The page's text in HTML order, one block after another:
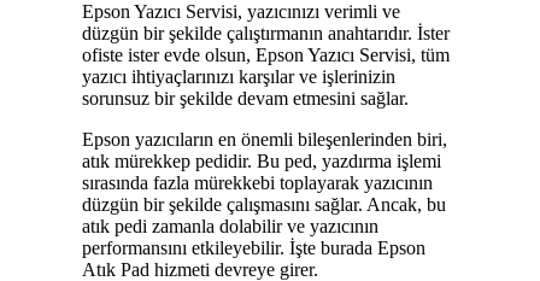
Epson Yazıcı Servisi, yazıcınızı verimli ve
düzgün bir şekilde çalıştırmanın anahtarıdır. İster
ofiste ister evde olsun, Epson Yazıcı Servisi, tüm
yazıcı ihtiyaçlarınızı karşılar ve işlerinizin
sorunsuz bir şekilde devam etmesini sağlar.
Epson yazıcıların en önemli bileşenlerinden biri,
atık mürekkep pedidir. Bu ped, yazdırma işlemi
sırasında fazla mürekkebi toplayarak yazıcının
düzgün bir şekilde çalışmasını sağlar. Ancak, bu
atık pedi zamanla dolabilir ve yazıcının
performansını etkileyebilir. İşte burada Epson
Atık Pad hizmeti devreye girer.